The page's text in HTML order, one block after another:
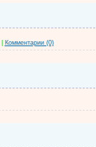
Комментарии (0)